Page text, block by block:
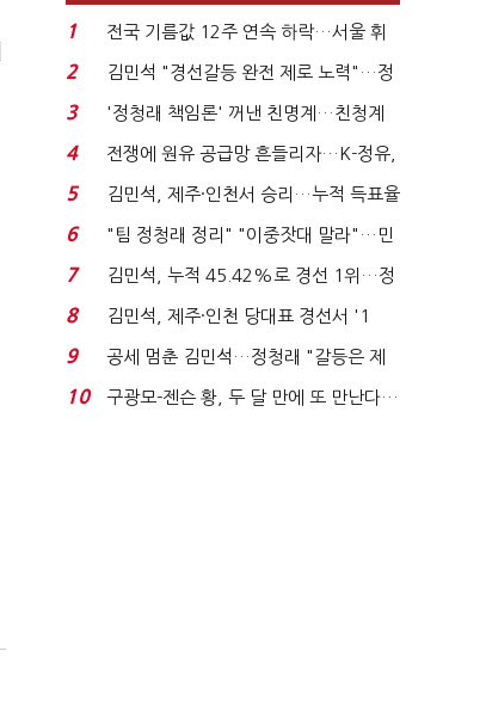
1
전국 기름값 12주 연속 하락…서울 휘
발윳값 1909원...
2
김민석 "경선갈등 완전 제로 노력"…정
청래 "반명 공세 사...
3
'정청래 책임론' 꺼낸 친명계…친청계
는 추가투표 때리기...
4
전쟁에 원유 공급망 흔들리자…K-정유,
에너지안보 핵심...
5
김민석, 제주·인천서 승리…누적 득표율
'1위 탈환'(종합)...
6
"팀 정청래 정리" "이중잣대 말라"…민
주 최고위원 계파 다...
7
김민석, 누적 45.42%로 경선 1위…정
청래와 격차 0.86%p(...
8
김민석, 제주·인천 당대표 경선서 '1
위'(1보)...
9
공세 멈춘 김민석…정청래 "갈등은 제
가 수습"
10
구광모-젠슨 황, 두 달 만에 또 만난다…